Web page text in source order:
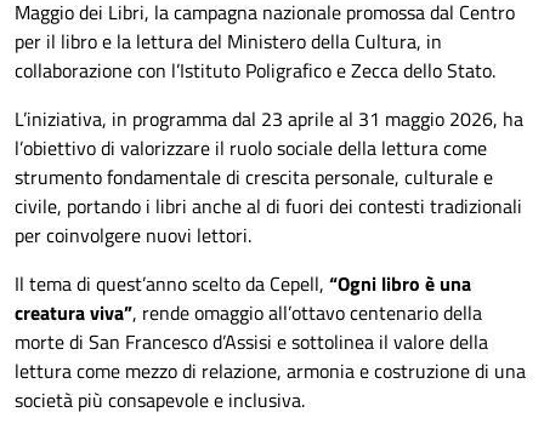
Maggio dei Libri, la campagna nazionale promossa dal Centro
per il libro e la lettura del Ministero della Cultura, in
collaborazione con l’Istituto Poligrafico e Zecca dello Stato.
L’iniziativa, in programma dal 23 aprile al 31 maggio 2026, ha
l’obiettivo di valorizzare il ruolo sociale della lettura come
strumento fondamentale di crescita personale, culturale e
civile, portando i libri anche al di fuori dei contesti tradizionali
per coinvolgere nuovi lettori.
Il tema di quest’anno scelto da Cepell, “Ogni libro è una
creatura viva”, rende omaggio all’ottavo centenario della
morte di San Francesco d’Assisi e sottolinea il valore della
lettura come mezzo di relazione, armonia e costruzione di una
società più consapevole e inclusiva.